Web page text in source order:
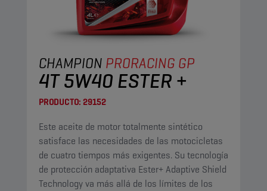
CHAMPION PRORACING GP
4T 5W40 ESTER +
PRODUCTO: 29152
Este aceite de motor totalmente sintético
satisface las necesidades de las motocicletas
de cuatro tiempos más exigentes. Su tecnología
de protección adaptativa Ester+ Adaptive Shield
Technology va más allá de los límites de los